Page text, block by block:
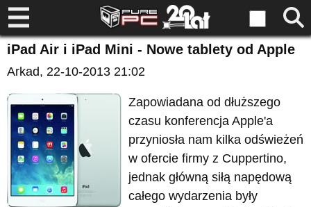
iPad Air i iPad Mini - Nowe tablety od Apple
Arkad, 22-10-2013 21:02
Zapowiadana od dłuższego
czasu konferencja Apple'a
przyniosła nam kilka odświeżeń
w ofercie firmy z Cuppertino,
jednak główną siłą napędową
całego wydarzenia były